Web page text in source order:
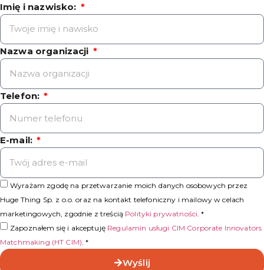
Imię i nazwisko:
Nazwa organizacji
Telefon:
E-mail:
Wyrażam zgodę na przetwarzanie moich danych osobowych przez
Huge Thing Sp. z o.o. oraz na kontakt telefoniczny i mailowy w celach
marketingowych, zgodnie z treścią Polityki prywatności. *
Zapoznałem się i akceptuję Regulamin usługi CIM Corporate Innovators
Matchmaking (HT CIM). *
Wyślij